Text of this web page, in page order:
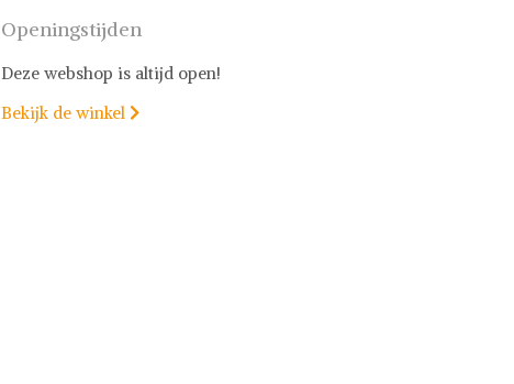
Openingstijden
Deze webshop is altijd open!
Bekijk de winkel 